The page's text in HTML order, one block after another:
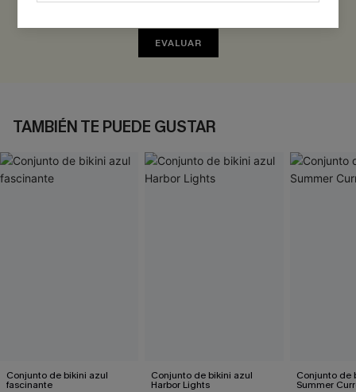
EVALUAR
TAMBIÉN TE PUEDE GUSTAR
Conjunto de bikini azul
fascinante
Conjunto de bikini azul
Harbor Lights
Conjunto de
Summer